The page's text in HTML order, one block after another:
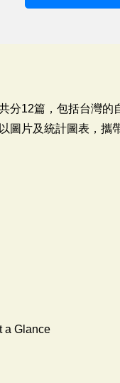
分12篇，包括台灣
圖片及統計圖表，攜
a Glance